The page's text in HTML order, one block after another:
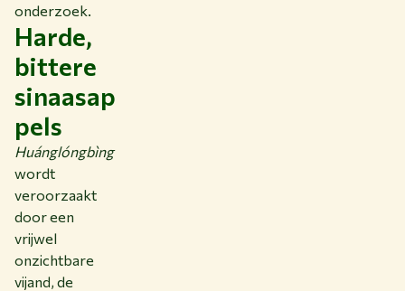
onderzoek.
Harde,
bittere
sinaasap
pels
Huánglóngbìng
wordt
veroorzaakt
door een
vrijwel
onzichtbare
vijand, de